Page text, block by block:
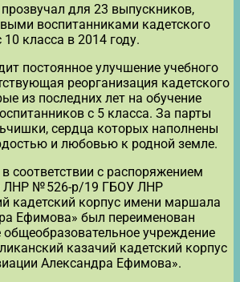
для 23 выпускников,
воспитанниками кадетского
класса в 2014 году.
постоянное улучшение учебного
реорганизация кадетского
из последних лет на обучение
с 5 класса. За парты
сердца которых наполнены
и любовью к родной земле.
соответствии с распоряжением
ЛНР № 526-р/19 ГБОУ ЛНР
кадетский корпус имени маршала
Ефимова» был переименован
общеобразовательное учреждение
казачий кадетский корпус
Александра Ефимова».